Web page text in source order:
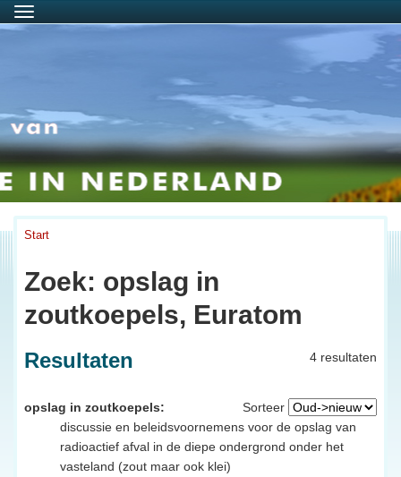
Menu
Start
Zoek: opslag in
zoutkoepels, Euratom
4 resultaten
Resultaten
Sorteer
opslag in zoutkoepels:
discussie en beleidsvoornemens voor de opslag van
radioactief afval in de diepe ondergrond onder het
vasteland (zout maar ook klei)